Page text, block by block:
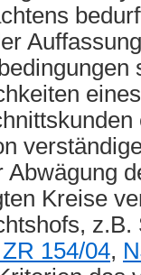
Kreise
154/04,